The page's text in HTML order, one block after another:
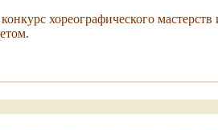
хореографического